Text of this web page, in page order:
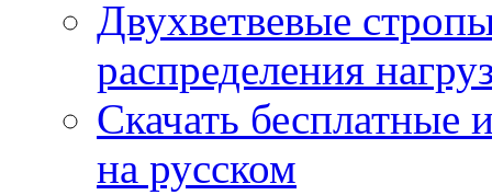
Двухветвевые
распределения
Скачать
на русском